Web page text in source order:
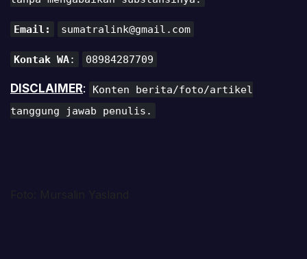
Email: sumatralink@gmail.com
Kontak WA: 08984287709
DISCLAIMER:
Konten berita/foto/artikel
tanggung jawab penulis.